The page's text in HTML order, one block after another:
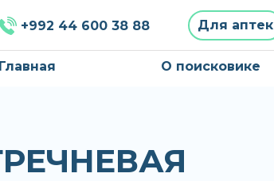
+992 44 600 38 88 Для аптек
Главная О поисковике